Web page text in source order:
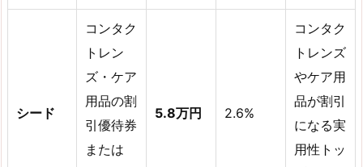
シード
コンタク
トレン
ズ・ケア
用品の割
引優待券
または
5.8万円 2.6%
コンタク
トレンズ
やケア用
品が割引
になる実
用性トッ